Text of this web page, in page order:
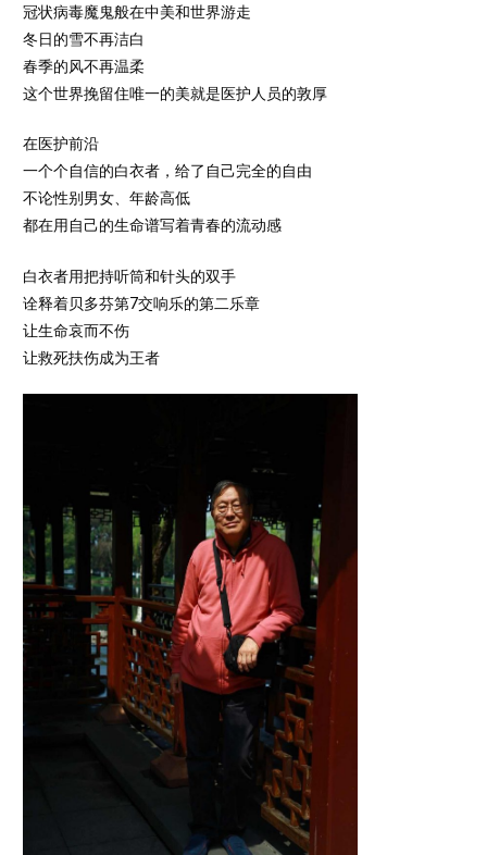
冠状病毒魔鬼般在中美和世界游走
冬日的雪不再洁白
春季的风不再温柔
这个世界挽留住唯一的美就是医护人员的敦厚
在医护前沿
一个个自信的白衣者，给了自己完全的自由
不论性别男女、年龄高低
都在用自己的生命谱写着青春的流动感
白衣者用把持听筒和针头的双手
诠释着贝多芬第7交响乐的第二乐章
让生命哀而不伤
让救死扶伤成为王者